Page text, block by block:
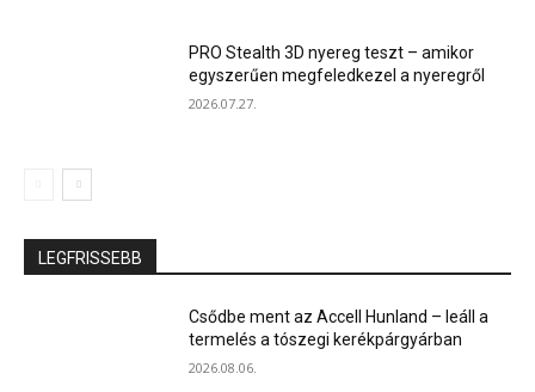
PRO Stealth 3D nyereg teszt – amikor
egyszerűen megfeledkezel a nyeregről
2026.07.27.
LEGFRISSEBB
Csődbe ment az Accell Hunland – leáll a
termelés a tószegi kerékpárgyárban
2026.08.06.